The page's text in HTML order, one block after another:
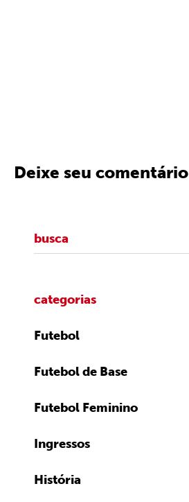
Deixe seu comentário
categorias
Futebol
Futebol de Base
Futebol Feminino
Ingressos
História